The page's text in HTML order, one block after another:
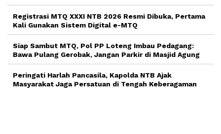
Registrasi MTQ XXXI NTB 2026 Resmi Dibuka, Pertama
Kali Gunakan Sistem Digital e-MTQ
Siap Sambut MTQ, Pol PP Loteng Imbau Pedagang:
Bawa Pulang Gerobak, Jangan Parkir di Masjid Agung
Peringati Harlah Pancasila, Kapolda NTB Ajak
Masyarakat Jaga Persatuan di Tengah Keberagaman